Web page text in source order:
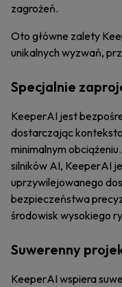
zagrożeń.
Oto główne zalety
unikalnych wyzwań,
Specjalnie
KeeperAI jest
dostarczając
minimalnym
silników AI, KeeperAI
uprzywilejowanego
bezpieczeństwa
środowisk wysokiego
Suwerenny
KeeperAI wspiera